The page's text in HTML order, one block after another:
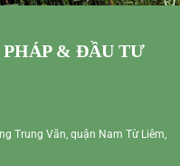
& ĐẦU TƯ
Trung Văn, quận Nam Từ Liêm,